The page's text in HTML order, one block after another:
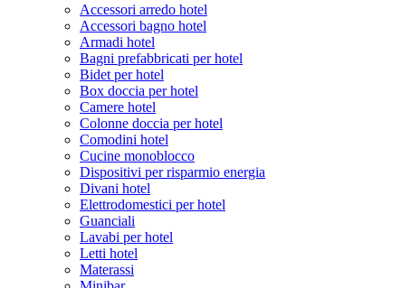
Accessori arredo hotel
Accessori bagno hotel
Armadi hotel
Bagni prefabbricati per hotel
Bidet per hotel
Box doccia per hotel
Camere hotel
Colonne doccia per hotel
Comodini hotel
Cucine monoblocco
Dispositivi per risparmio energia
Divani hotel
Elettrodomestici per hotel
Guanciali
Lavabi per hotel
Letti hotel
Materassi